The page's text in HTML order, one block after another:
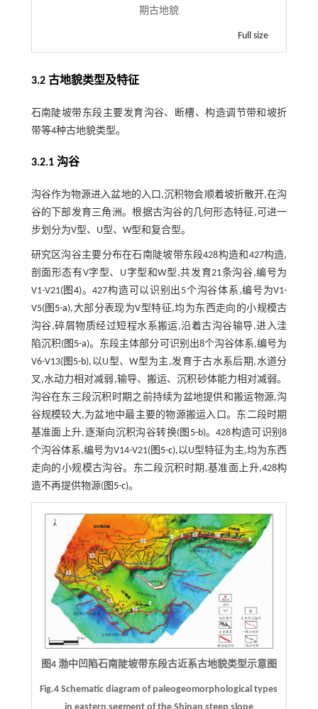
期古地貌
Full size
3.2 古地貌类型及特征
石南陡坡带东段主要发育沟谷、断槽、构造调节带和坡折
带等4种古地貌类型。
3.2.1 沟谷
沟谷作为物源进入盆地的入口,沉积物会顺着坡折散开,在沟
谷的下部发育三角洲。根据古沟谷的几何形态特征,可进一
步划分为V型、U型、W型和复合型。
研究区沟谷主要分布在石南陡坡带东段428构造和427构造,
剖面形态有V字型、U字型和W型,共发育21条沟谷,编号为
V1-V21(图4)。427构造可以识别出5个沟谷体系,编号为V1-
V5(图5-a),大部分表现为V型特征,均为东西走向的小规模古
沟谷,碎屑物质经过短程水系搬运,沿着古沟谷输导,进入洼
陷沉积(图5-a)。东段主体部分可识别出8个沟谷体系,编号为
V6-V13(图5-b),以U型、W型为主,发育于古水系后期,水道分
叉,水动力相对减弱,输导、搬运、沉积砂体能力相对减弱。
沟谷在东三段沉积时期之前持续为盆地提供和搬运物源,沟
谷规模较大,为盆地中最主要的物源搬运入口。东二段时期
基准面上升,逐渐向沉积沟谷转换(图5-b)。428构造可识别8
个沟谷体系,编号为V14-V21(图5-c),以U型特征为主,均为东西
走向的小规模古沟谷。东二段沉积时期,基准面上升,428构
造不再提供物源(图5-c)。
图4 渤中凹陷石南陡坡带东段古近系古地貌类型示意图
Fig.4 Schematic diagram of paleogeomorphological types